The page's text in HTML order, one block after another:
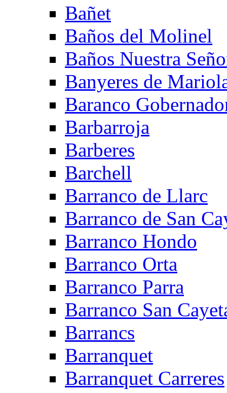
Bañet
Baños del Molinel
Baños Nuestra
Banyeres de
Baranco
Barbarroja
Barberes
Barchell
Barranco de Llarc
Barranco de San
Barranco Hondo
Barranco Orta
Barranco Parra
Barranco San
Barrancs
Barranquet
Barranquet Carreres